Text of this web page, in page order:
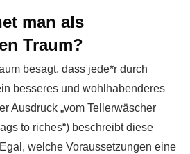
man als
Traum?
besagt, dass jede*r durch
besseres und wohlhabenderes
Ausdruck „vom Tellerwäscher
to riches“) beschreibt diese
welche Voraussetzungen eine